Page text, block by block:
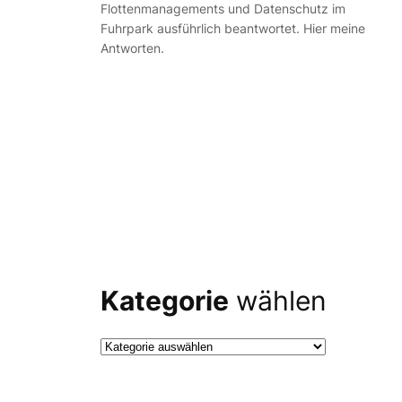
Flottenmanagements und Datenschutz im
Fuhrpark ausführlich beantwortet. Hier meine
Antworten.
Kategorie wählen